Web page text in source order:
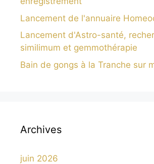
Lancement de l'annuaire
Lancement d'Astro-santé,
similimum et gemmothérapie
Bain de gongs à la Tranche sur
Archives
juin 2026